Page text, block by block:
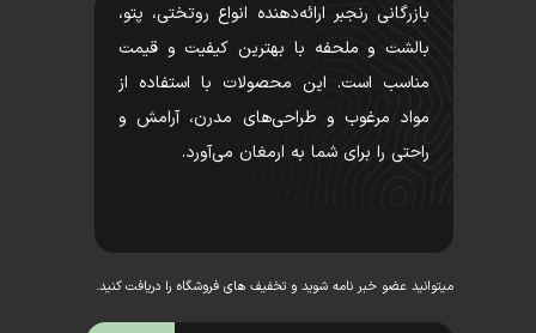
بازرگانی رنجبر ارائه‌دهنده انواع روتختی، پتو،
بالشت و ملحفه با بهترین کیفیت و قیمت
مناسب است. این محصولات با استفاده از
مواد مرغوب و طراحی‌های مدرن، آرامش و
راحتی را برای شما به ارمغان می‌آورد.
میتوانید عضو خبر نامه شوید و تخفیف های فروشگاه را دریافت کنید.